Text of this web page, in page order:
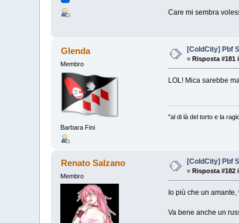
Care mi sembra
Glenda
Membro
Barbara Fini
[ColdCity] Pbf
« Risposta #181
LOL! Mica sarebbe
"al di là del torto e la
Renato Salzano
Membro
[ColdCity] Pbf
« Risposta #182
Io più che un
Va bene anche un